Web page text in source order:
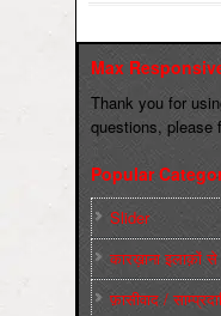
Max
Thank you for
questions, please
Popular
Slider
कारख़ाना इलाक़ों से
फ़ासीवाद /